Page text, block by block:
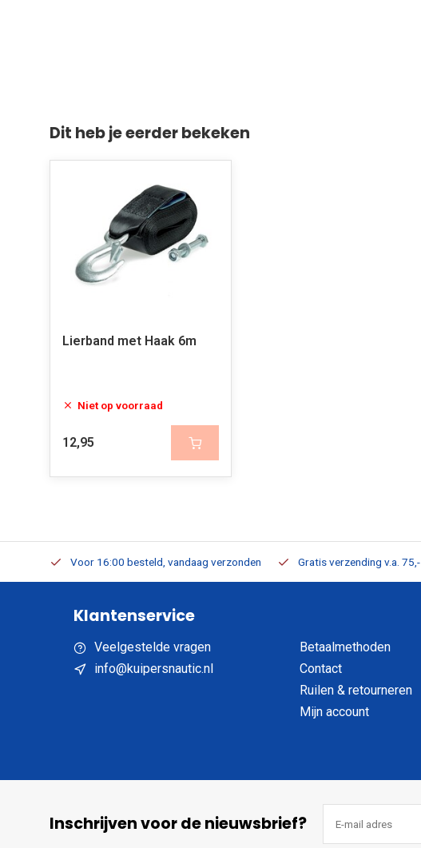
Dit heb je eerder bekeken
Lierband met Haak 6m
Niet op voorraad
12,95
Voor 16:00 besteld, vandaag verzonden Gratis verzending v.a. 75,-
Klantenservice
Veelgestelde vragen
info@kuipersnautic.nl
Betaalmethoden
Contact
Ruilen & retourneren
Mijn account
Inschrijven voor de nieuwsbrief?